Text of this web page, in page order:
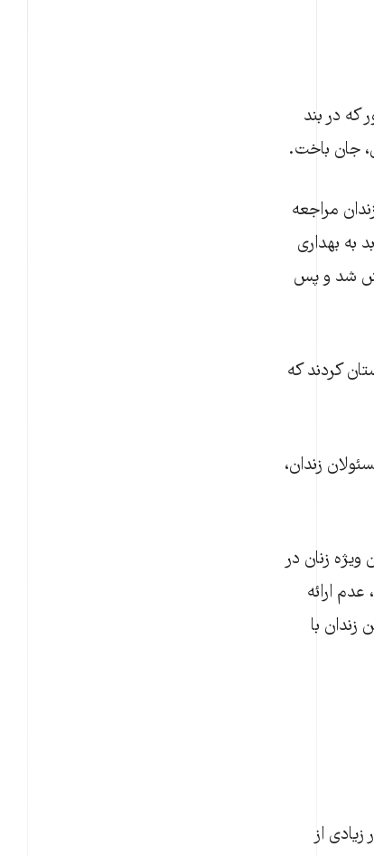
بیژنی‌پور که در بند
جان باخت.
بهداری زندان مراجعه
به بهداری
شد و پس
کردند که
زندان،
زنان در
ارائه
زندان با
انتقال شمار زیادی از